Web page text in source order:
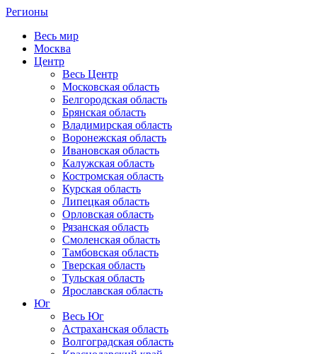
Регионы
Весь мир
Москва
Центр
Весь Центр
Московская область
Белгородская область
Брянская область
Владимирская область
Воронежская область
Ивановская область
Калужская область
Костромская область
Курская область
Липецкая область
Орловская область
Рязанская область
Смоленская область
Тамбовская область
Тверская область
Тульская область
Ярославская область
Юг
Весь Юг
Астраханская область
Волгоградская область